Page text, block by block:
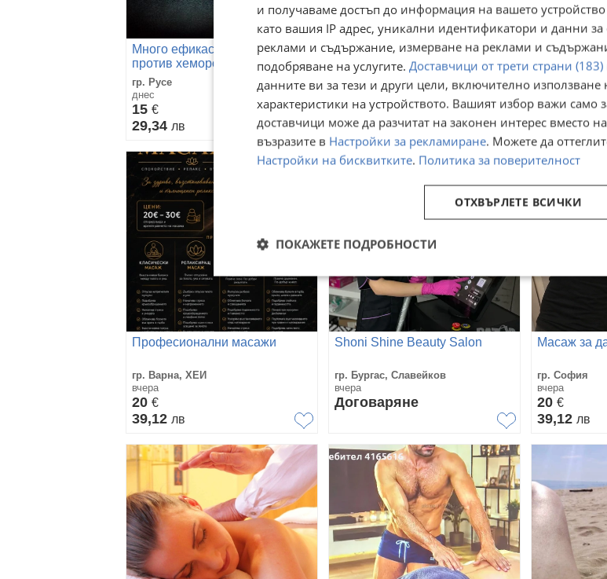
Много ефикасен билков крем
против хемороиди
гр. Русе
днес
15 €
29,34 лв
Професионални машини за
лазерна епилация ,
заличаване на следи от акне
гр. Кърджали, Байкал
6 442,28€
12 600лв
Черна
гр. Велико
63,91€
125лв
Професионални масажи
гр. Варна, ХЕИ
вчера
20 €
39,12 лв
Shoni Shine Beauty Salon
гр. Бургас, Славейков
вчера
Договаряне
Масаж за
гр. София
вчера
20 €
39,12 лв
и получаваме достъп до информация на вашето
като вашия IP адрес, уникални идентификатори и данни
реклами и съдържание, измерване на реклами и
подобряване на услугите. Доставчици от трети страни (183)
данните ви за тези и други цели, включително
характеристики на устройството. Вашият избор важи само
доставчици може да разчитат на законен интерес вместо
възразите в Настройки за рекламиране. Можете да
Настройки на бисквитките. Политика за поверителност
ОТХВЪРЛЕТЕ ВСИЧКИ
ПОКАЖЕТЕ ПОДРОБНОСТИ